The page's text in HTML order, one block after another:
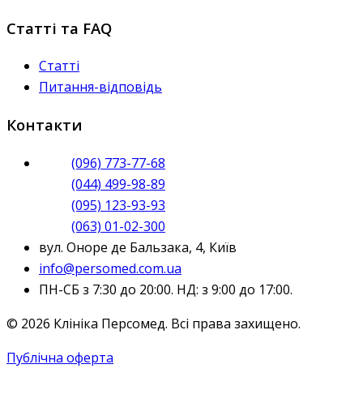
Статті та FAQ
Статті
Питання-відповідь
Контакти
(096) 773-77-68
(044) 499-98-89
(095) 123-93-93
(063) 01-02-300
вул. Оноре де Бальзака, 4, Київ
info@persomed.com.ua
ПН-СБ з 7:30 до 20:00. НД: з 9:00 до 17:00.
© 2026 Клініка Персомед. Всі права захищено.
Публічна оферта